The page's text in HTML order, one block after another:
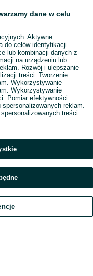
Czat Konto
dane w celu
Aktywne
do celów identyfikacji.
lub kombinacji danych z
na urządzeniu lub
Rozwój i ulepszanie
treści. Tworzenie
Wykorzystywanie
Wykorzystywanie
Pomiar efektywności
reklam.
treści.